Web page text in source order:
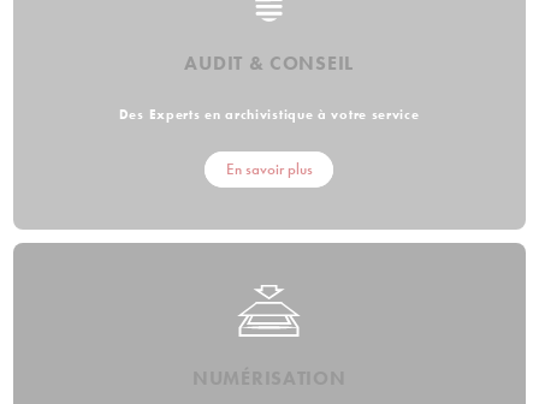
AUDIT & CONSEIL
Des Experts en archivistique à votre service
En savoir plus